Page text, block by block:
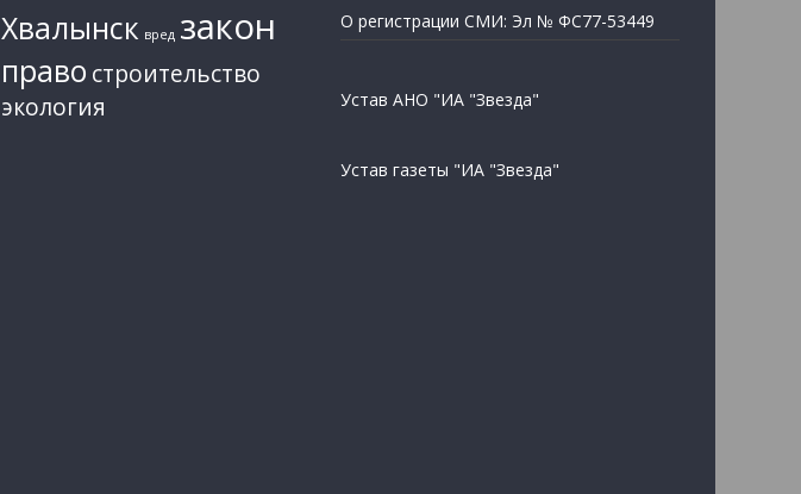
Хвалынск вред закон
право строительство
экология
О регистрации СМИ: Эл № ФС77-53449
Устав АНО "ИА "Звезда"
Устав газеты "ИА "Звезда"